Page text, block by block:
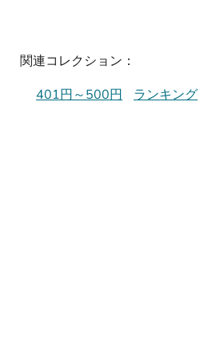
関連コレクション：
401円～500円
ランキング